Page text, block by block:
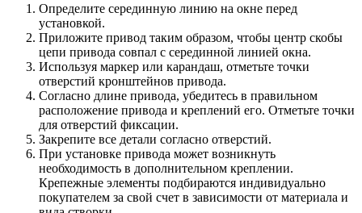
Определите серединную линию на окне перед
установкой.
Приложите привод таким образом, чтобы центр скобы
цепи привода совпал с серединной линией окна.
Используя маркер или карандаш, отметьте точки
отверстий кронштейнов привода.
Согласно длине привода, убедитесь в правильном
расположение привода и креплений его. Отметьте точки
для отверстий фиксации.
Закрепите все детали согласно отверстий.
При установке привода может возникнуть
необходимость в дополнительном креплении.
Крепежные элементы подбираются индивидуально
покупателем за свой счет в зависимости от материала и